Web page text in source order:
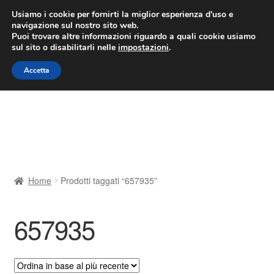
CONSEGNA da 7 EUR
Lun-Ven 9:00 - 16:00/800 580 290
Vai
alla
navigazione
Vai
al
contenuto
Contatto
Il mio account
Home Prodotti taggati “657935”
657935
Usiamo i cookie per fornirti la miglior esperienza d'uso e
navigazione sul nostro sito web.
Puoi trovare altre informazioni riguardo a quali cookie usiamo
sul sito o disabilitarli nelle impostazioni.
Accetta